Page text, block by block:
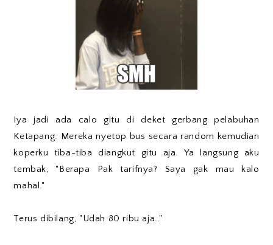
Iya jadi ada calo gitu di deket gerbang pelabuhan
Ketapang. Mereka nyetop bus secara random kemudian
koperku tiba-tiba diangkut gitu aja. Ya langsung aku
tembak, "Berapa Pak tarifnya? Saya gak mau kalo
mahal."
Terus dibilang, "Udah 80 ribu aja.."